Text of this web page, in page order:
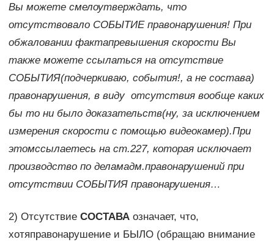
Вы можете смелоутверждать, что
отсутствовало СОБЫТИЕ правонарушения! При
обжаловании фактапревышения скорости Вы
также можете ссылаться на отсутствие
СОБЫТИЯ(подчеркиваю, события!, а не состава)
правонарушения, в виду отсутствия вообще каких
бы то ни было доказательств(ну, за исключением
измерения скорости с помощью видеокамер).При
этомссылаетесь на ст.227, которая исключает
производство по деламадм.правонарушений при
отсутствии СОБЫТИЯ правонарушения…
2) Отсутствие СОСТАВАозначает, что,
хотяправонарушение и БЫЛО (обращаю внимание